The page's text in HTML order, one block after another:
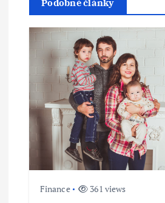
g
a
c
e
p
r
Podobné články
Finance 361 views